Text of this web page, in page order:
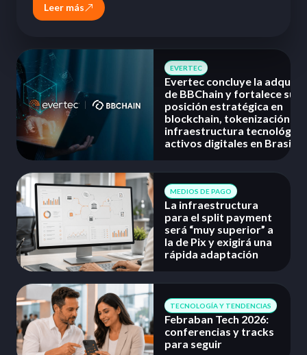
Leer más
EVERTEC
Evertec concluye la
de BBChain y fortalece su
posición estratégica en
blockchain, tokenización e
infraestructura
activos digitales en Brasil
MEDIOS DE PAGO
La infraestructura
para el split payment
será “muy superior” a
la de Pix y exigirá una
rápida adaptación
TECNOLOGÍA Y TENDENCIAS
Febraban Tech 2026:
conferencias y tracks
para seguir